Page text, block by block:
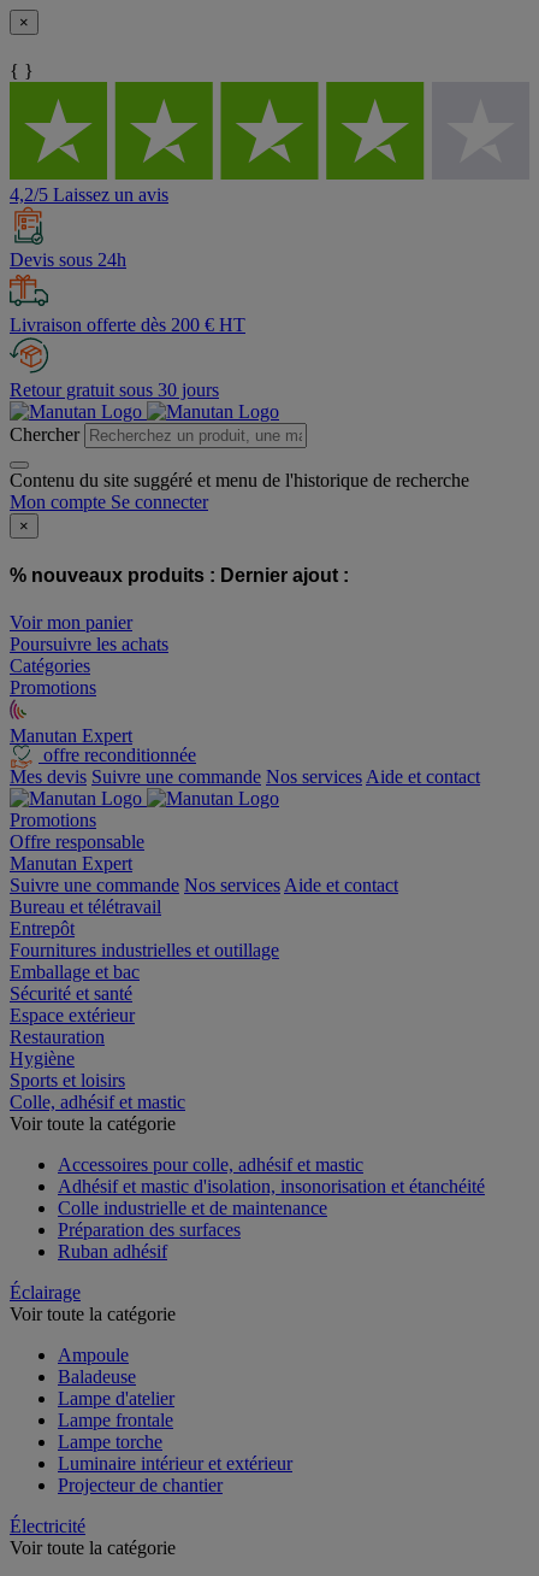
×
{ }
4,2/5 Laissez un avis
Devis sous 24h
Livraison offerte dès 200 € HT
Retour gratuit sous 30 jours
Chercher
Contenu du site suggéré et menu de l'historique de recherche
Mon compte Se connecter
×
% nouveaux produits : Dernier ajout :
Voir mon panier
Poursuivre les achats
Catégories
Promotions
Manutan Expert
offre reconditionnée
Mes devis Suivre une commande Nos services Aide et contact
Promotions
Offre responsable
Manutan Expert
Suivre une commande Nos services Aide et contact
Bureau et télétravail
Entrepôt
Fournitures industrielles et outillage
Emballage et bac
Sécurité et santé
Espace extérieur
Restauration
Hygiène
Sports et loisirs
Colle, adhésif et mastic
Voir toute la catégorie
Accessoires pour colle, adhésif et mastic
Adhésif et mastic d'isolation, insonorisation et étanchéité
Colle industrielle et de maintenance
Préparation des surfaces
Ruban adhésif
Éclairage
Voir toute la catégorie
Ampoule
Baladeuse
Lampe d'atelier
Lampe frontale
Lampe torche
Luminaire intérieur et extérieur
Projecteur de chantier
Électricité
Voir toute la catégorie